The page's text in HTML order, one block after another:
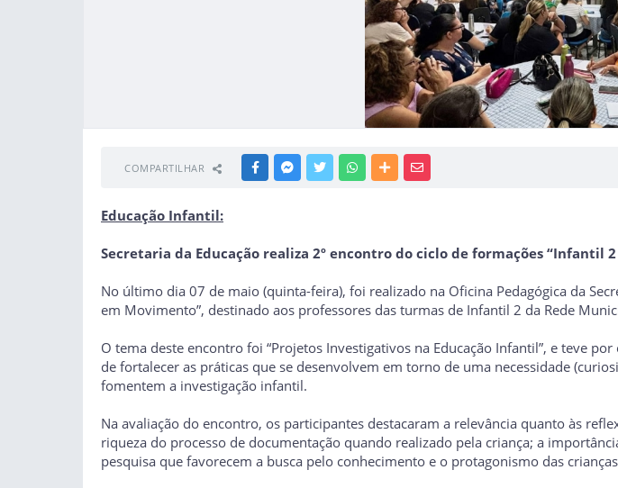
COMPARTILHAR FACEBOOKMESSENGER
TWITTER WHATSAPPMAIS
Educação Infantil:
Secretaria da Educação realiza 2º encontro do ciclo de formações “Infantil
No último dia 07 de maio (quinta-feira), foi realizado na Oficina Pedagógica da
em Movimento”, destinado aos professores das turmas de Infantil 2 da Rede
O tema deste encontro foi “Projetos Investigativos na Educação Infantil”, e teve
de fortalecer as práticas que se desenvolvem em torno de uma necessidade
fomentem a investigação infantil.
Na avaliação do encontro, os participantes destacaram a relevância quanto às
riqueza do processo de documentação quando realizado pela criança; a
pesquisa que favorecem a busca pelo conhecimento e o protagonismo das